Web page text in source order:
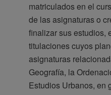
matriculados en el
de las asignaturas o
finalizar sus estudios,
titulaciones cuyos
asignaturas
Geografía, la
Estudios Urbanos, en